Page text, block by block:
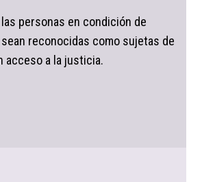
personas en condición de
reconocidas como sujetas de
acceso a la justicia.